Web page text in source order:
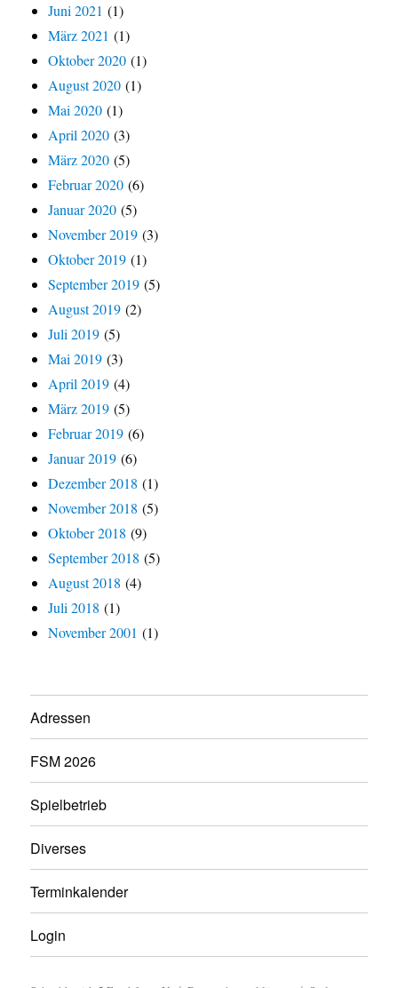
Juni 2021 (1)
März 2021 (1)
Oktober 2020 (1)
August 2020 (1)
Mai 2020 (1)
April 2020 (3)
März 2020 (5)
Februar 2020 (6)
Januar 2020 (5)
November 2019 (3)
Oktober 2019 (1)
September 2019 (5)
August 2019 (2)
Juli 2019 (5)
Mai 2019 (3)
April 2019 (4)
März 2019 (5)
Februar 2019 (6)
Januar 2019 (6)
Dezember 2018 (1)
November 2018 (5)
Oktober 2018 (9)
September 2018 (5)
August 2018 (4)
Juli 2018 (1)
November 2001 (1)
Adressen
FSM 2026
Spielbetrieb
Diverses
Terminkalender
Login